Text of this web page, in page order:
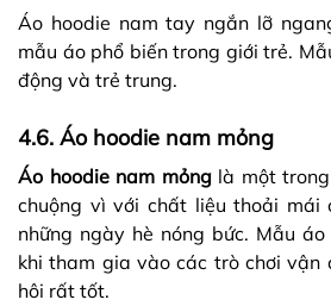
Áo hoodie nam tay ngắn lỡ
mẫu áo phổ biến trong giới trẻ.
động và trẻ trung.
4.6. Áo hoodie nam mỏng
Áo hoodie nam mỏnglà một trong
chuộng vì với chất liệu thoải mái
những ngày hè nóng bức. Mẫu
khi tham gia vào các trò chơi vận
hôi rất tốt.